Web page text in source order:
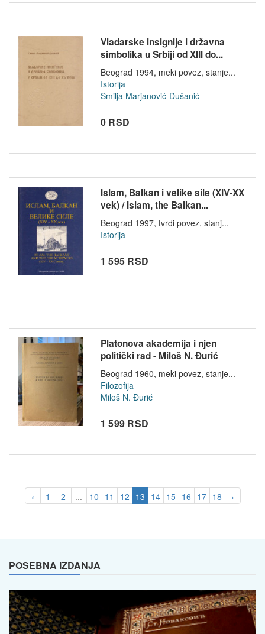
Vladarske insignije i državna
simbolika u Srbiji od XIII do...
Beograd 1994, meki povez, stanje...
Istorija
Smilja Marjanović-Dušanić
0 RSD
Islam, Balkan i velike sile (XIV-XX
vek) / Islam, the Balkan...
Beograd 1997, tvrdi povez, stanj...
Istorija
1 595 RSD
Platonova akademija i njen
politički rad - Miloš N. Đurić
Beograd 1960, meki povez, stanje...
Filozofija
Miloš N. Đurić
1 599 RSD
‹ 1 2 ... 10 11 12 13 14 15 16 17 18 ›
POSEBNA IZDANJA